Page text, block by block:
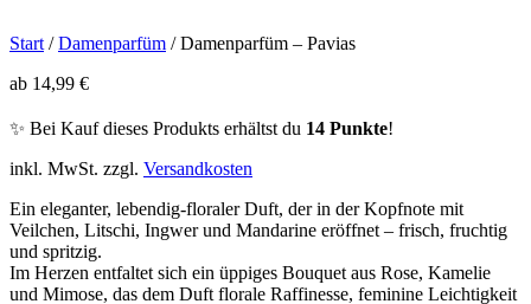
Start /Damenparfüm / Damenparfüm – Pavias
ab 14,99 €
✨ Bei Kauf dieses Produkts erhältst du 14 Punkte!
inkl. MwSt. zzgl. Versandkosten
Ein eleganter, lebendig-floraler Duft, der in der Kopfnote mit
Veilchen, Litschi, Ingwer und Mandarine eröffnet – frisch, fruchtig
und spritzig.
Im Herzen entfaltet sich ein üppiges Bouquet aus Rose, Kamelie
und Mimose, das dem Duft florale Raffinesse, feminine Leichtigkeit